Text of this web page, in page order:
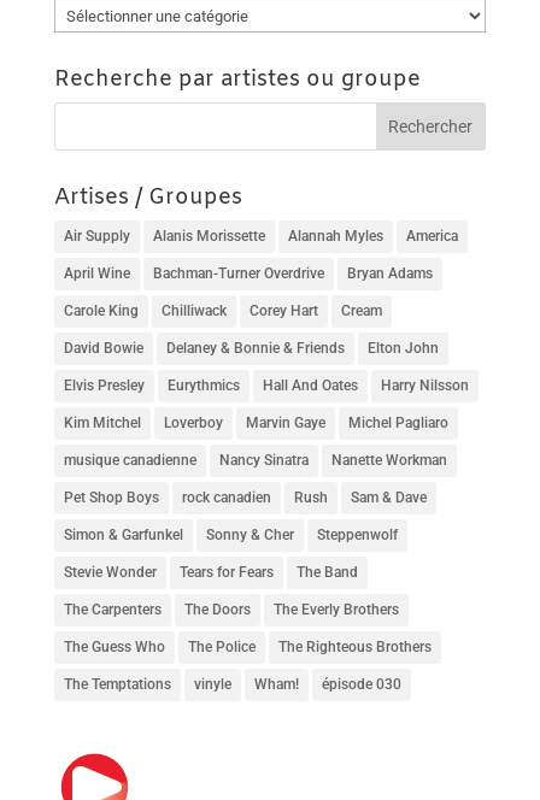
Catégorie
Recherche par artistes ou groupe
Artises / Groupes
Air Supply Alanis Morissette Alannah Myles America
April Wine Bachman-Turner Overdrive Bryan Adams
Carole King Chilliwack Corey Hart Cream
David Bowie Delaney & Bonnie & Friends Elton John
Elvis Presley Eurythmics Hall And Oates Harry Nilsson
Kim Mitchel Loverboy Marvin Gaye Michel Pagliaro
musique canadienne Nancy Sinatra Nanette Workman
Pet Shop Boys rock canadien Rush Sam & Dave
Simon & Garfunkel Sonny & Cher Steppenwolf
Stevie Wonder Tears for Fears The Band
The Carpenters The Doors The Everly Brothers
The Guess Who The Police The Righteous Brothers
The Temptations vinyle Wham! épisode 030